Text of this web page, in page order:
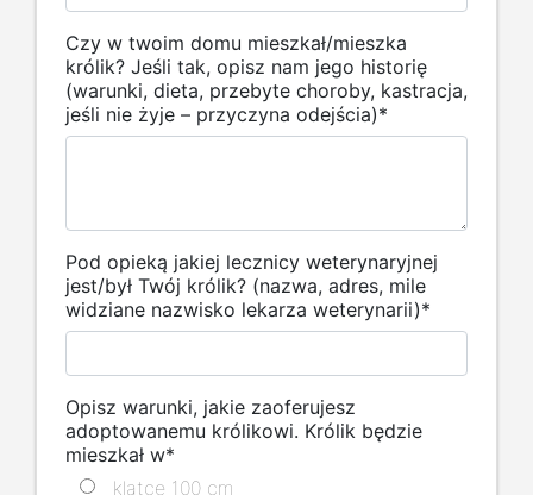
Czy w twoim domu mieszkał/mieszka
królik? Jeśli tak, opisz nam jego historię
(warunki, dieta, przebyte choroby, kastracja,
jeśli nie żyje – przyczyna odejścia)*
Pod opieką jakiej lecznicy weterynaryjnej
jest/był Twój królik? (nazwa, adres, mile
widziane nazwisko lekarza weterynarii)*
Opisz warunki, jakie zaoferujesz
adoptowanemu królikowi. Królik będzie
mieszkał w*
klatce 100 cm